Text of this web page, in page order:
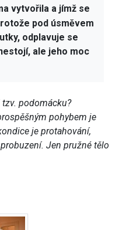
vytvořila a jímž se
pod úsměvem
odplavuje se
ale jeho moc
podomácku?
pohybem je
je protahování,
Jen pružné tělo